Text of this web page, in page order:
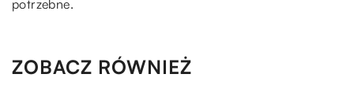
potrzebne.
ZOBACZ RÓWNIEŻ